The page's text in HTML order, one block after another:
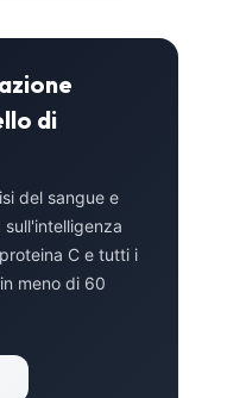
di
del sangue e
C e tutti i
meno di 60